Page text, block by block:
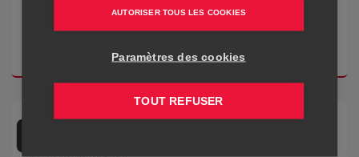
AUTORISER TOUS LES COOKIES
Paramètres des cookies
TOUT REFUSER